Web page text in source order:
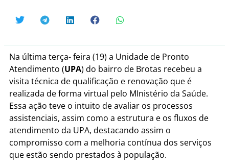
Na última terça- feira (19) a Unidade de Pronto
Atendimento (UPA) do bairro de Brotas recebeu a
visita técnica de qualificação e renovação que é
realizada de forma virtual pelo MInistério da Saúde.
Essa ação teve o intuito de avaliar os processos
assistenciais, assim como a estrutura e os fluxos de
atendimento da UPA, destacando assim o
compromisso com a melhoria contínua dos serviços
que estão sendo prestados à população.